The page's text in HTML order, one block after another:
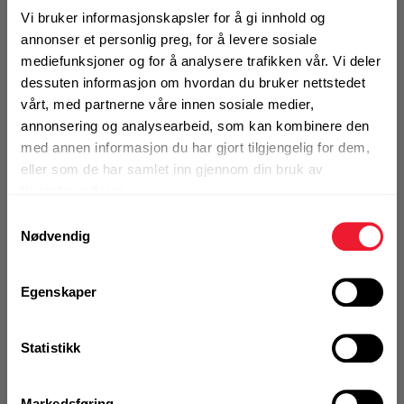
Vi bruker informasjonskapsler for å gi innhold og
annonser et personlig preg, for å levere sosiale
mediefunksjoner og for å analysere trafikken vår. Vi deler
dessuten informasjon om hvordan du bruker nettstedet
vårt, med partnerne våre innen sosiale medier,
annonsering og analysearbeid, som kan kombinere den
med annen informasjon du har gjort tilgjengelig for dem,
eller som de har samlet inn gjennom din bruk av
Nødvendig
Egenskaper
Statistikk
Logg inn eller
registrer deg for å
se din avtalepris
KJØP
Handleliste
Klikk & Hent i Motek Oslo - Brobekk + 21 andre